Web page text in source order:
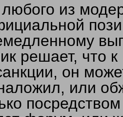
из
решает, что
он
или